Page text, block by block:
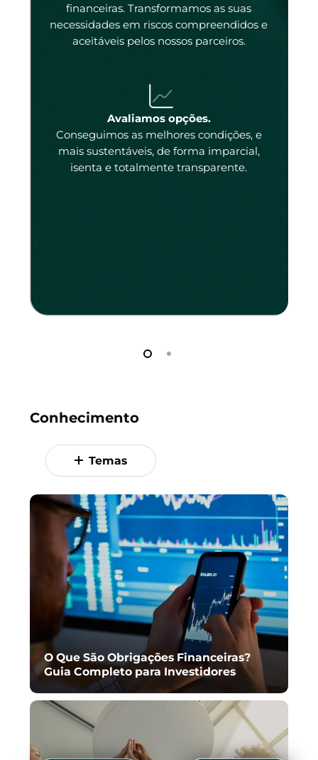
financeiras. Transformamos as suas
necessidades em riscos compreendidos e
aceitáveis pelos nossos parceiros.
Avaliamos opções.
Conseguimos as melhores condições, e
mais sustentáveis, de forma imparcial,
isenta e totalmente transparente.
Conhecimento
Temas
O Que São Obrigações Financeiras?
Guia Completo para Investidores